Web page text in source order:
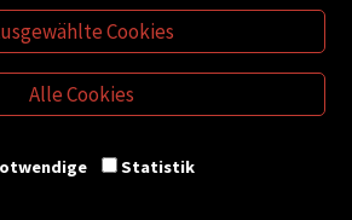
Plautz GmbH
Cookies
Alle Cookies
Statistik